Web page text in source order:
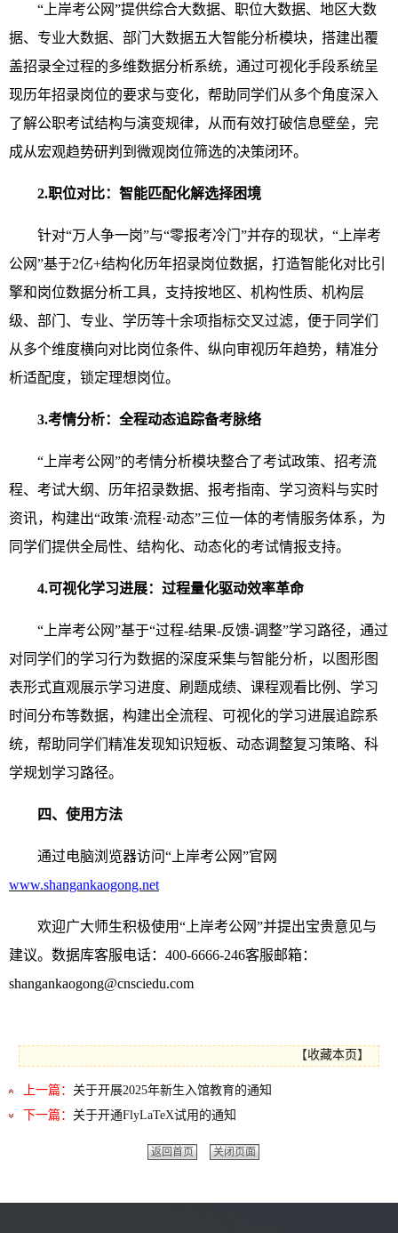
“上岸考公网”提供综合大数据、职位大数据、地区大数
据、专业大数据、部门大数据五大智能分析模块，搭建出覆
盖招录全过程的多维数据分析系统，通过可视化手段系统呈
现历年招录岗位的要求与变化，帮助同学们从多个角度深入
了解公职考试结构与演变规律，从而有效打破信息壁垒，完
成从宏观趋势研判到微观岗位筛选的决策闭环。
2.职位对比：智能匹配化解选择困境
针对“万人争一岗”与“零报考冷门”并存的现状，“上岸考
公网”基于2亿+结构化历年招录岗位数据，打造智能化对比引
擎和岗位数据分析工具，支持按地区、机构性质、机构层
级、部门、专业、学历等十余项指标交叉过滤，便于同学们
从多个维度横向对比岗位条件、纵向审视历年趋势，精准分
析适配度，锁定理想岗位。
3.考情分析：全程动态追踪备考脉络
“上岸考公网”的考情分析模块整合了考试政策、招考流
程、考试大纲、历年招录数据、报考指南、学习资料与实时
资讯，构建出“政策·流程·动态”三位一体的考情服务体系，为
同学们提供全局性、结构化、动态化的考试情报支持。
4.可视化学习进展：过程量化驱动效率革命
“上岸考公网”基于“过程-结果-反馈-调整”学习路径，通过
对同学们的学习行为数据的深度采集与智能分析，以图形图
表形式直观展示学习进度、刷题成绩、课程观看比例、学习
时间分布等数据，构建出全流程、可视化的学习进展追踪系
统，帮助同学们精准发现知识短板、动态调整复习策略、科
学规划学习路径。
四、使用方法
通过电脑浏览器访问“上岸考公网”官网
www.shangankaogong.net
欢迎广大师生积极使用“上岸考公网”并提出宝贵意见与
建议。数据库客服电话：400-6666-246客服邮箱：
shangankaogong@cnsciedu.com
【收藏本页 】
上一篇： 关于开展2025年新生入馆教育的通知
下一篇： 关于开通FlyLaTeX试用的通知
返回首页 关闭页面